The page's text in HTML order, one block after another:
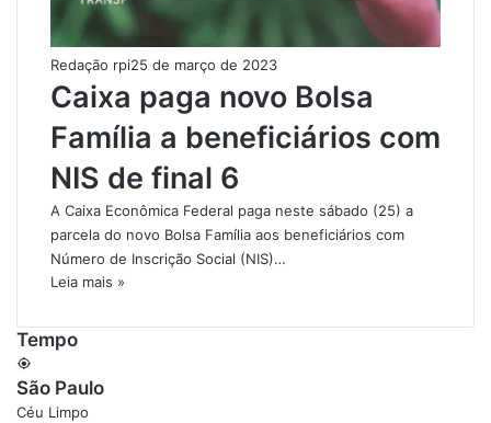
Redação rpi25 de março de 2023
Caixa paga novo Bolsa
Família a beneficiários com
NIS de final 6
A Caixa Econômica Federal paga neste sábado (25) a
parcela do novo Bolsa Família aos beneficiários com
Número de Inscrição Social (NIS)…
Leia mais »
Tempo
São Paulo
Céu Limpo